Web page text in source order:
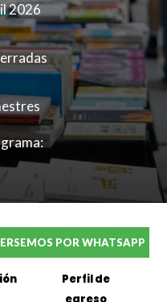
2026
POR WHATSAPP
Perfil de